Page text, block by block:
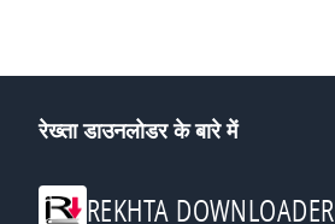
रेख्ता डाउनलोडर के बारे में
REKHTA DOWNLOADER